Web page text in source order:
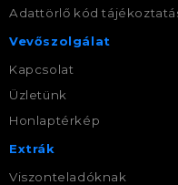
Adattörlő kód
Vevőszolgálat
Kapcsolat
Üzletünk
Honlaptérkép
Extrák
Viszonteladóknak